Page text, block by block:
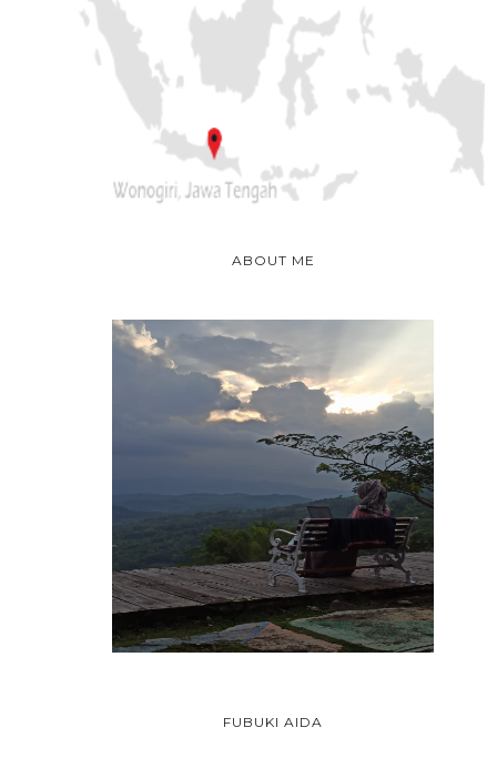
ABOUT ME
FUBUKI AIDA